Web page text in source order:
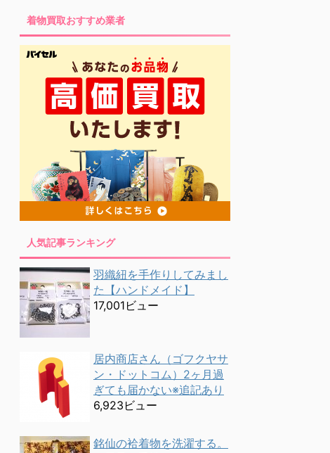
着物買取おすすめ業者
人気記事ランキング
羽織紐を手作りしてみまし
た【ハンドメイド】
17,001ビュー
居内商店さん（ゴフクヤサ
ン・ドットコム）2ヶ月過
ぎても届かない※追記あり
6,923ビュー
銘仙の袷着物を洗濯する。